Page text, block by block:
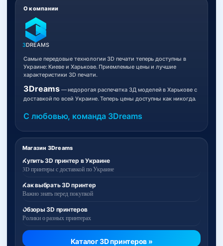
Магазин 3Dreams
Купить 3D принтер в Украине
3D принтеры с доставкой по Украине
Как выбрать 3D принтер
Важно знать перед покупкой
Обзоры 3D принтеров
Ролики о разных принтерах
Каталог 3D принтеров »
О компании
3DREAMS
Самые передовые технологии 3D печати теперь доступны в
Украине: Киеве и Харькове. Приемлемые цены и лучшие
характеристики 3D печати.
3Dreams— недорогая распечатка 3Д моделей в Харькове с
доставкой по всей Украине. Теперь цены доступны как никогда.
С любовью, команда 3Dreams